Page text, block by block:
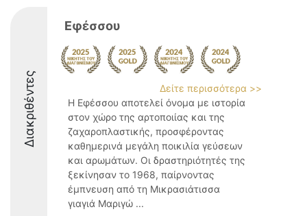
Διακριθέντες
Εφέσσου
Δείτε περισσότερα >>
Η Εφέσσου αποτελεί όνομα με ιστορία
στον χώρο της αρτοποιίας και της
ζαχαροπλαστικής, προσφέροντας
καθημερινά μεγάλη ποικιλία γεύσεων
και αρωμάτων. Οι δραστηριότητές της
ξεκίνησαν το 1968, παίρνοντας
έμπνευση από τη Μικρασιάτισσα
γιαγιά Μαριγώ ...